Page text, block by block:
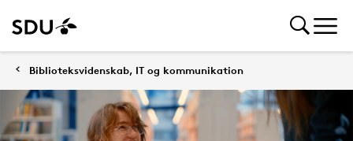
Biblioteksvidenskab, IT og kommunikation